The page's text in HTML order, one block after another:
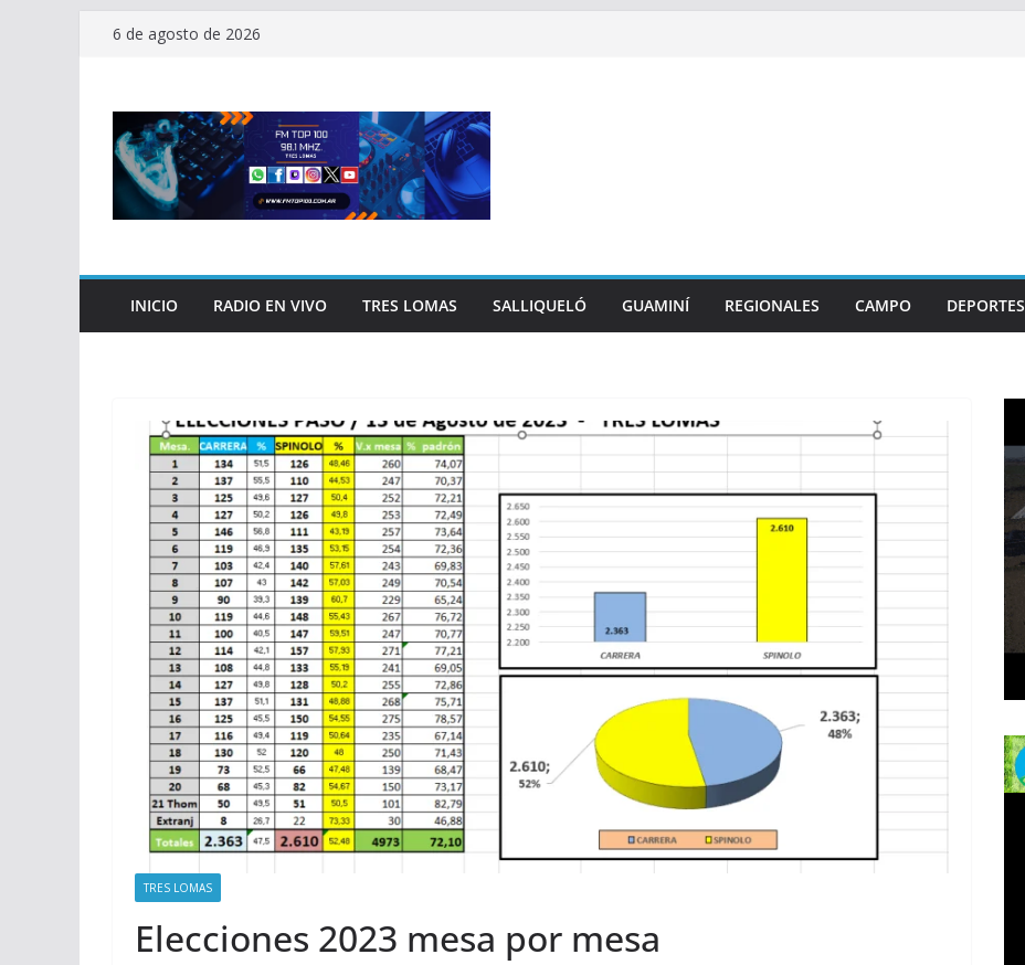
Saltar6 de agosto de 2026
INICIO RADIO EN VIVO TRES LOMAS SALLIQUELÓ GUAMINÍ REGIONALES CAMPO DEPORTES
TRES LOMAS
Elecciones 2023 mesa por mesa